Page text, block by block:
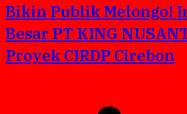
Bikin Publik Melongo!
Besar PT KING
Proyek CIRDP Cirebon